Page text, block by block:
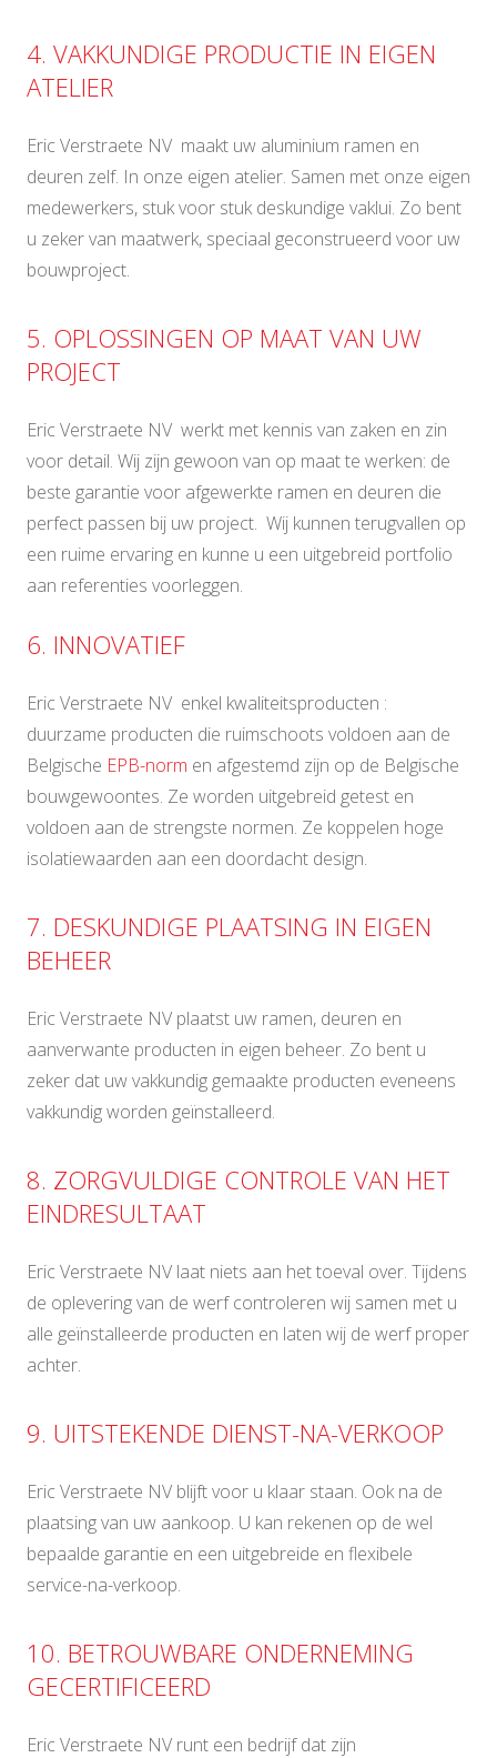
4. VAKKUNDIGE PRODUCTIE IN EIGEN
ATELIER
Eric Verstraete NV maakt uw aluminium ramen en
deuren zelf. In onze eigen atelier. Samen met onze eigen
medewerkers, stuk voor stuk deskundige vaklui. Zo bent
u zeker van maatwerk, speciaal geconstrueerd voor uw
bouwproject.
5. OPLOSSINGEN OP MAAT VAN UW
PROJECT
Eric Verstraete NV werkt met kennis van zaken en zin
voor detail. Wij zijn gewoon van op maat te werken: de
beste garantie voor afgewerkte ramen en deuren die
perfect passen bij uw project. Wij kunnen terugvallen op
een ruime ervaring en kunne u een uitgebreid portfolio
aan referenties voorleggen.
6. INNOVATIEF
Eric Verstraete NV enkel kwaliteitsproducten :
duurzame producten die ruimschoots voldoen aan de
Belgische EPB-norm en afgestemd zijn op de Belgische
bouwgewoontes. Ze worden uitgebreid getest en
voldoen aan de strengste normen. Ze koppelen hoge
isolatiewaarden aan een doordacht design.
7. DESKUNDIGE PLAATSING IN EIGEN
BEHEER
Eric Verstraete NV plaatst uw ramen, deuren en
aanverwante producten in eigen beheer. Zo bent u
zeker dat uw vakkundig gemaakte producten eveneens
vakkundig worden geïnstalleerd.
8. ZORGVULDIGE CONTROLE VAN HET
EINDRESULTAAT
Eric Verstraete NV laat niets aan het toeval over. Tijdens
de oplevering van de werf controleren wij samen met u
alle geïnstalleerde producten en laten wij de werf proper
achter.
9. UITSTEKENDE DIENST-NA-VERKOOP
Eric Verstraete NV blijft voor u klaar staan. Ook na de
plaatsing van uw aankoop. U kan rekenen op de wel
bepaalde garantie en een uitgebreide en flexibele
service-na-verkoop.
10. BETROUWBARE ONDERNEMING
GECERTIFICEERD
Eric Verstraete NV runt een bedrijf dat zijn